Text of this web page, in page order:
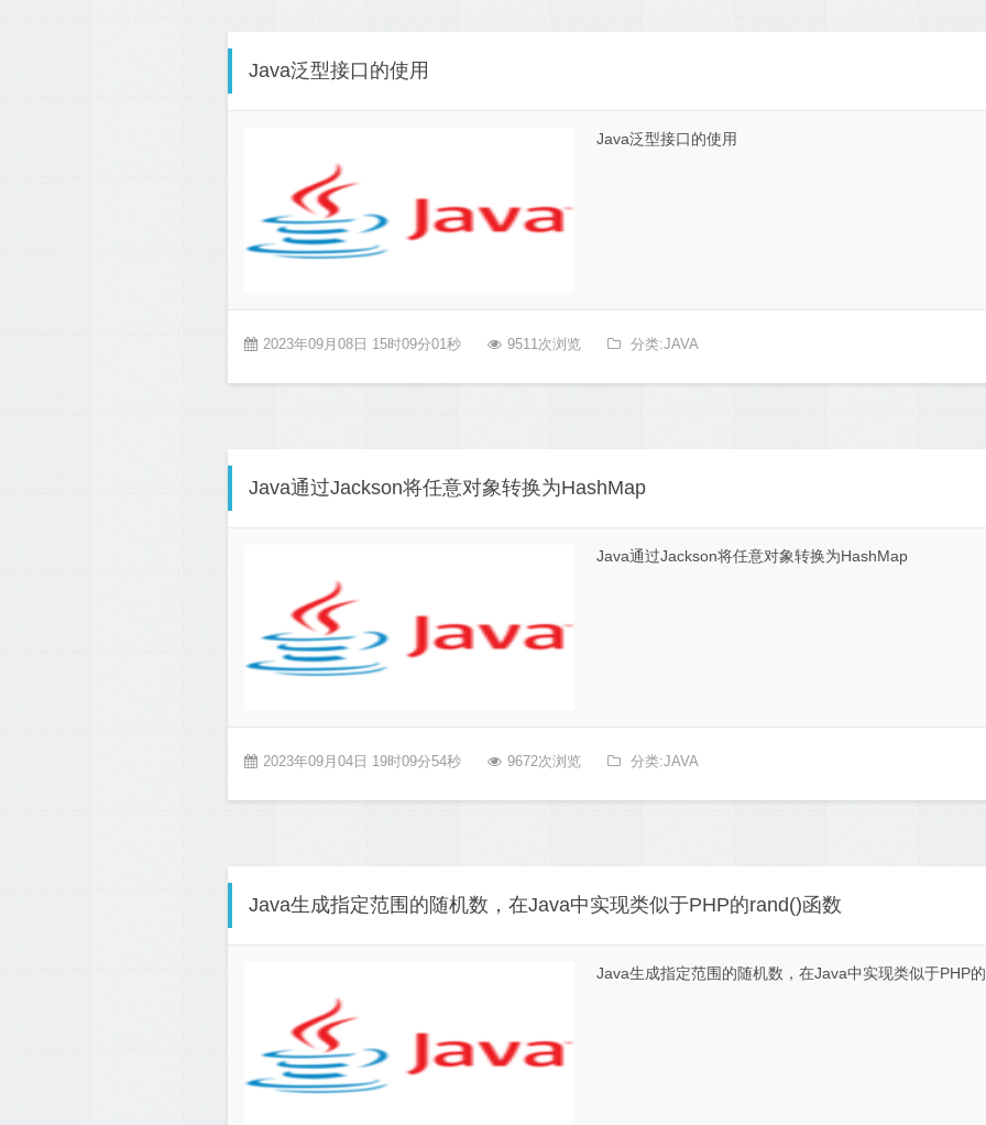
Java泛型接口的使用
Java泛型接口的使用
2023年09月08日 15时09分01秒 9511次浏览 分类:JAVA
Java通过Jackson将任意对象转换为HashMap
Java通过Jackson将任意对象转换为HashMap
2023年09月04日 19时09分54秒 9672次浏览 分类:JAVA
Java生成指定范围的随机数，在Java中实现类似于PHP的rand()函数
Java生成指定范围的随机数，在Java中实现类似于PHP